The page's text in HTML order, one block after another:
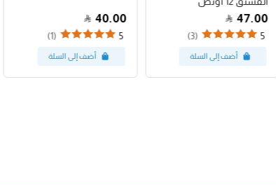
47.00
5
(3)
40.00
5
(1)